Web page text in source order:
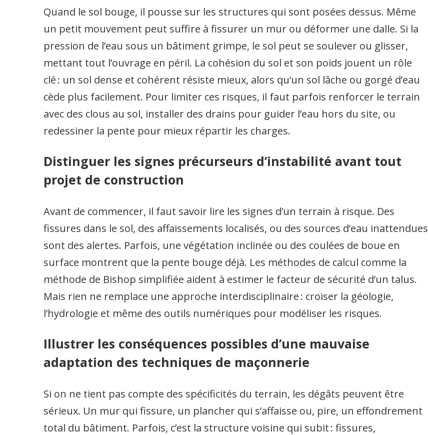
Quand le sol bouge, il pousse sur les structures qui sont posées dessus. Même
un petit mouvement peut suffire à fissurer un mur ou déformer une dalle. Si la
pression de l’eau sous un bâtiment grimpe, le sol peut se soulever ou glisser,
mettant tout l’ouvrage en péril. La cohésion du sol et son poids jouent un rôle
clé : un sol dense et cohérent résiste mieux, alors qu’un sol lâche ou gorgé d’eau
cède plus facilement. Pour limiter ces risques, il faut parfois renforcer le terrain
avec des clous au sol, installer des drains pour guider l’eau hors du site, ou
redessiner la pente pour mieux répartir les charges.
Distinguer les signes précurseurs d’instabilité avant tout
projet de construction
Avant de commencer, il faut savoir lire les signes d’un terrain à risque. Des
fissures dans le sol, des affaissements localisés, ou des sources d’eau inattendues
sont des alertes. Parfois, une végétation inclinée ou des coulées de boue en
surface montrent que la pente bouge déjà. Les méthodes de calcul comme la
méthode de Bishop simplifiée aident à estimer le facteur de sécurité d’un talus.
Mais rien ne remplace une approche interdisciplinaire : croiser la géologie,
l’hydrologie et même des outils numériques pour modéliser les risques.
Illustrer les conséquences possibles d’une mauvaise
adaptation des techniques de maçonnerie
Si on ne tient pas compte des spécificités du terrain, les dégâts peuvent être
sérieux. Un mur qui fissure, un plancher qui s’affaisse ou, pire, un effondrement
total du bâtiment. Parfois, c’est la structure voisine qui subit : fissures,